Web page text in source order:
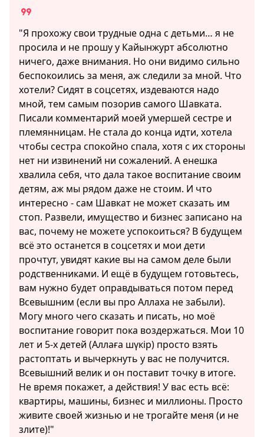
"Я прохожу свои трудные одна с детьми… я не
просила и не прошу у Кайынжурт абсолютно
ничего, даже внимания. Но они видимо сильно
беспокоились за меня, аж следили за мной. Что
хотели? Сидят в соцсетях, издеваются надо
мной, тем самым позорив самого Шавката.
Писали комментарий моей умершей сестре и
племянницам. Не стала до конца идти, хотела
чтобы сестра спокойно спала, хотя с их стороны
нет ни извинений ни сожалений. А енешка
хвалила себя, что дала такое воспитание своим
детям, аж мы рядом даже не стоим. И что
интересно - сам Шавкат не может сказать им
стоп. Развели, имущество и бизнес записано на
вас, почему не можете успокоиться? В будущем
всё это останется в соцсетях и мои дети
прочтут, увидят какие вы на самом деле были
родственниками. И ещё в будущем готовьтесь,
вам нужно будет оправдываться потом перед
Всевышним (если вы про Аллаха не забыли).
Могу много чего сказать и писать, но моё
воспитание говорит пока воздержаться. Мои 10
лет и 5-х детей (Аллаға шүкір) просто взять
растоптать и вычеркнуть у вас не получится.
Всевышний велик и он поставит точку в итоге.
Не время покажет, а действия! У вас есть всё:
квартиры, машины, бизнес и миллионы. Просто
живите своей жизнью и не трогайте меня (и не
злите)!"